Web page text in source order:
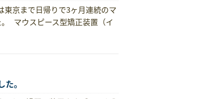
京まで日帰りで3ヶ月連続のマ
マウスピース型矯正装置（イ
。